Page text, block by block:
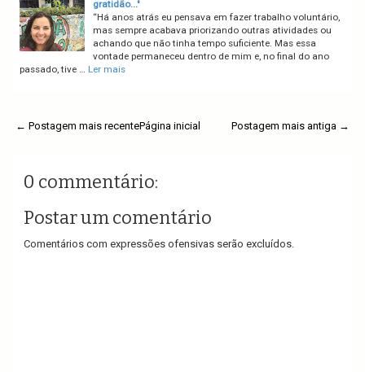
gratidão..."
“Há anos atrás eu pensava em fazer trabalho voluntário,
mas sempre acabava priorizando outras atividades ou
achando que não tinha tempo suficiente. Mas essa
vontade permaneceu dentro de mim e, no final do ano
passado, tive … Ler mais
← Postagem mais recente Postagem mais antiga →
Página inicial
0 commentário:
Postar um comentário
Comentários com expressões ofensivas serão excluídos.